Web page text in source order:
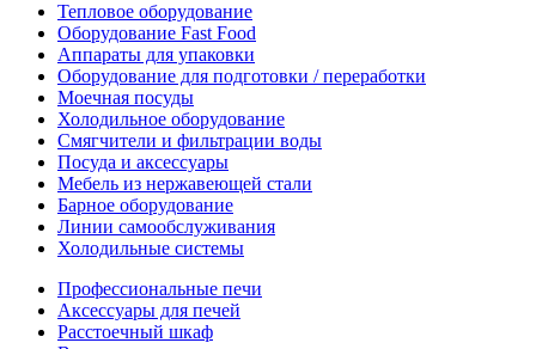
Тепловое оборудование
Оборудование Fast Food
Аппараты для упаковки
Оборудование для подготовки / переработки
Моечная посуды
Холодильное оборудование
Смягчители и фильтрации воды
Посуда и аксессуары
Мебель из нержавеющей стали
Барное оборудование
Линии самообслуживания
Холодильные системы
Профессиональные печи
Аксессуары для печей
Расстоечный шкаф